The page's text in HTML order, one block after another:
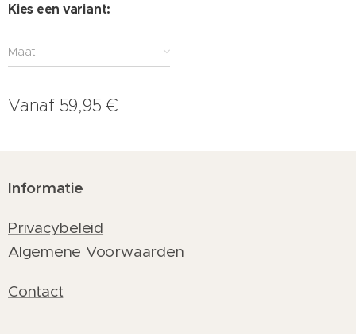
Kies een variant:
Maat
Vanaf 59,95 €
Informatie
Privacybeleid
Algemene Voorwaarden
Contact